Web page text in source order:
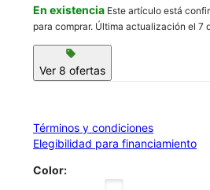
En existencia Este artículo está
para comprar. Última actualización el 7
sell
Ver 8 ofertas
Términos y condiciones
Elegibilidad para financiamiento
Color: